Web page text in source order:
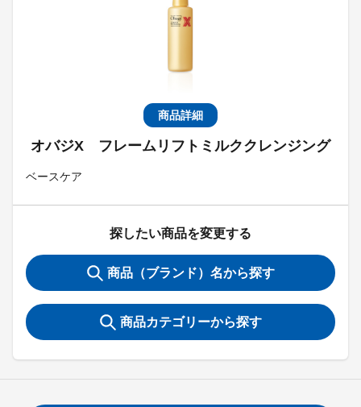
商品詳細
オバジX フレームリフトミルククレンジング
ベースケア
探したい商品を変更する
商品（ブランド）名から探す
商品カテゴリーから探す